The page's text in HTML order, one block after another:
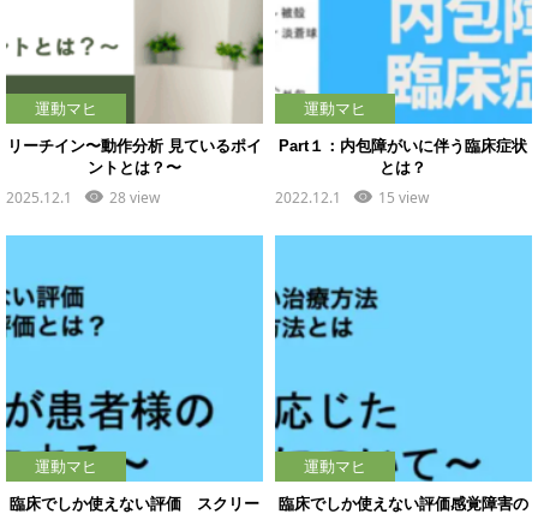
運動マヒ
リーチイン〜動作分析 見ているポイ
ントとは？〜
2025.12.1 28 view
運動マヒ
Part１：内包障がいに伴う臨床症状
とは？
2022.12.1 15 view
運動マヒ
臨床でしか使えない評価 スクリー
運動マヒ
臨床でしか使えない評価感覚障害の